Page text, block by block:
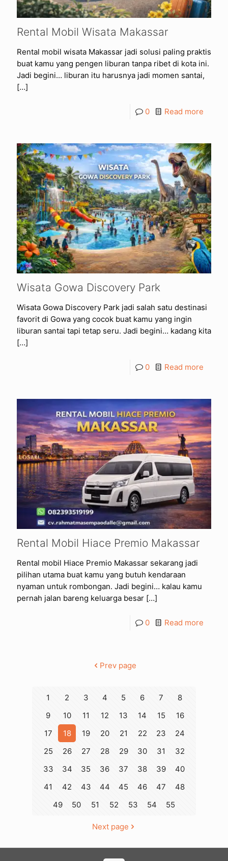
Rental Mobil Wisata Makassar
Rental mobil wisata Makassar jadi solusi paling praktis
buat kamu yang pengen liburan tanpa ribet di kota ini.
Jadi begini… liburan itu harusnya jadi momen santai,
[…]
0 Read more
Wisata Gowa Discovery Park
Wisata Gowa Discovery Park jadi salah satu destinasi
favorit di Gowa yang cocok buat kamu yang ingin
liburan santai tapi tetap seru. Jadi begini… kadang kita
[…]
0 Read more
Rental Mobil Hiace Premio Makassar
Rental mobil Hiace Premio Makassar sekarang jadi
pilihan utama buat kamu yang butuh kendaraan
nyaman untuk rombongan. Jadi begini… kalau kamu
pernah jalan bareng keluarga besar […]
0 Read more
Prev page
1 2 3 4 5 6 7
8
9
10 11 12 13 14 15
16
17
18 19 20 21 22 23
24
25
26 27 28 29 30 31
32
33
34 35 36 37 38 39
40
41
42 43 44 45 46 47
48
49
50 51 52 53 54 55
Next page